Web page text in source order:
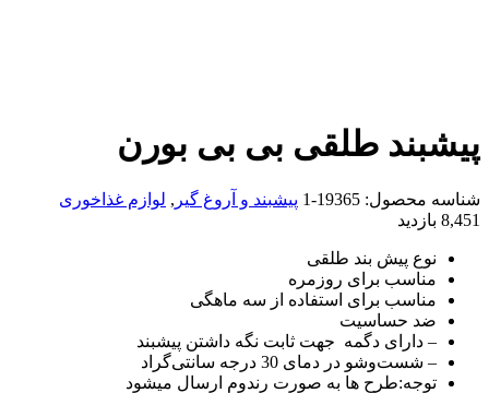
پیشبند طلقی بی بی بورن
شناسه محصول: 19365-1 پیشبند و آروغ گیر , لوازم غذاخوری
8,451 بازدید
نوع پیش بند طلقی
مناسب برای روزمره
مناسب برای استفاده از سه ماهگی
ضد حساسیت
– دارای دگمه جهت ثابت نگه داشتن پیشبند
– شست‌و‌شو در دمای 30 درجه سانتی‌گراد
توجه:طرح ها به صورت رندوم ارسال میشود